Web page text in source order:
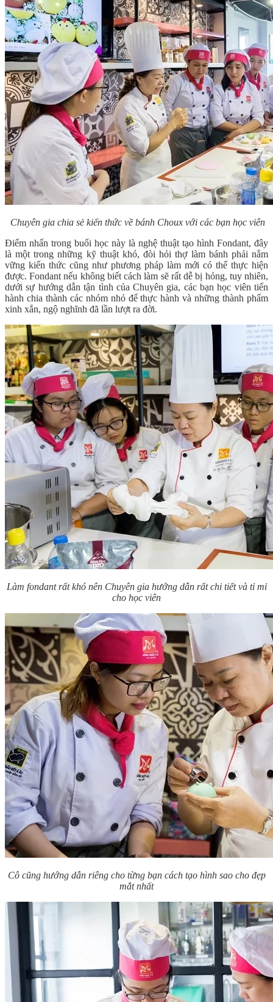
Chuyên gia chia sẻ kiến thức về bánh Choux với các bạn học viên
Điểm nhấn trong buổi học này là nghệ thuật tạo hình Fondant, đây
là một trong những kỹ thuật khó, đòi hỏi thợ làm bánh phải nắm
vững kiến thức cũng như phương pháp làm mới có thể thực hiện
được. Fondant nếu không biết cách làm sẽ rất dễ bị hỏng, tuy nhiên,
dưới sự hướng dẫn tận tình của Chuyên gia, các bạn học viên tiến
hành chia thành các nhóm nhỏ để thực hành và những thành phẩm
xinh xắn, ngộ nghĩnh đã lần lượt ra đời.
Làm fondant rất khó nên Chuyên gia hướng dẫn rất chi tiết và tỉ mỉ
cho học viên
Cô cũng hướng dẫn riêng cho từng bạn cách tạo hình sao cho đẹp
mắt nhất